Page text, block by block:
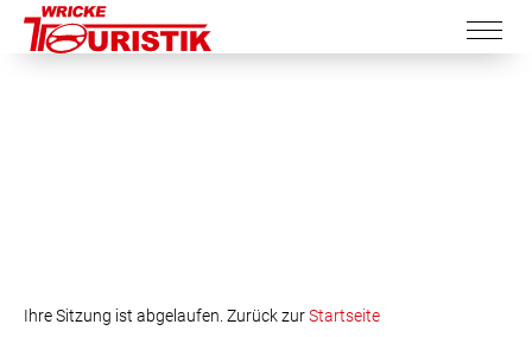
Ihre Sitzung ist abgelaufen. Zurück zurStartseite